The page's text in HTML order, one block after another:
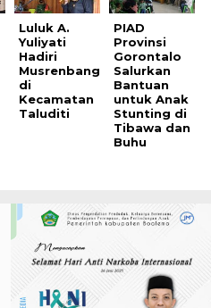
Luluk A.
Yuliyati
Hadiri
Musrenbang
di
Kecamatan
Taluditi
PIAD
Provinsi
Gorontalo
Salurkan
Bantuan
untuk Anak
Stunting di
Tibawa dan
Buhu